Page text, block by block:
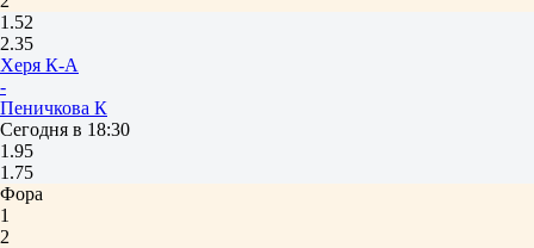
1.52
2.35
Херя К-А
-
Пеничкова К
Сегодня в 18:30
1.95
1.75
Фора
1
2